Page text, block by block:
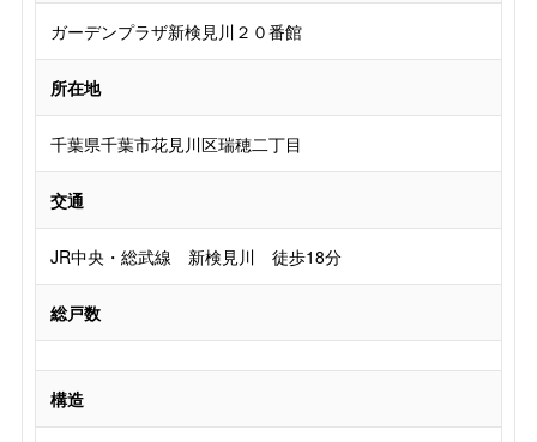
ガーデンプラザ新検見川２０番館
所在地
千葉県千葉市花見川区瑞穂二丁目
交通
JR中央・総武線 新検見川 徒歩18分
総戸数
構造